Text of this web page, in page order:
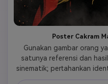
Poster Cakram
Gunakan gambar orang
satunya referensi dan
sinematik; pertahankan
ekspresi, warna kulit,